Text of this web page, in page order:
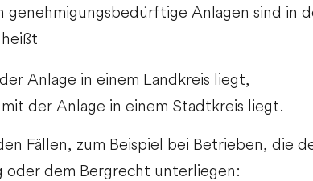
Anlagen sind in
Anlage in einem Landkreis liegt,
der Anlage in einem Stadtkreis liegt.
Fällen, zum Beispiel bei Betrieben, die
oder dem Bergrecht unterliegen: